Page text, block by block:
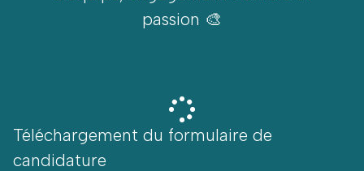
passion 🎨
Téléchargement du formulaire de
candidature